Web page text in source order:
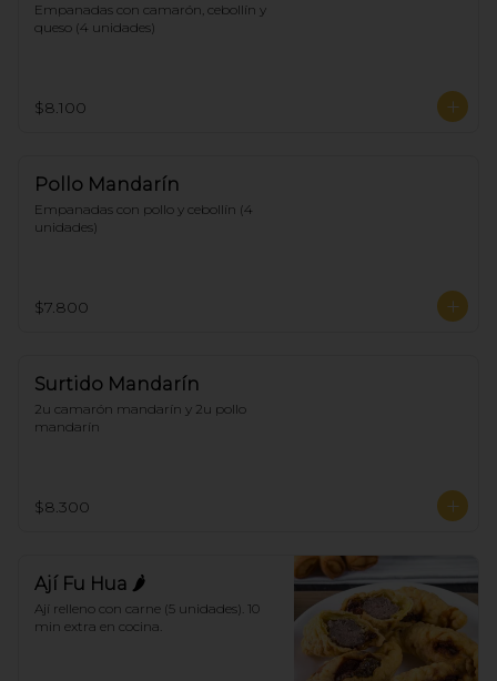
Empanadas con camarón, cebollín y
queso (4 unidades)
$8.100
Pollo Mandarín
Empanadas con pollo y cebollín (4
unidades)
$7.800
Surtido Mandarín
2u camarón mandarín y 2u pollo
mandarín
$8.300
Ají Fu Hua 🌶
Ají relleno con carne (5 unidades). 10
min extra en cocina.